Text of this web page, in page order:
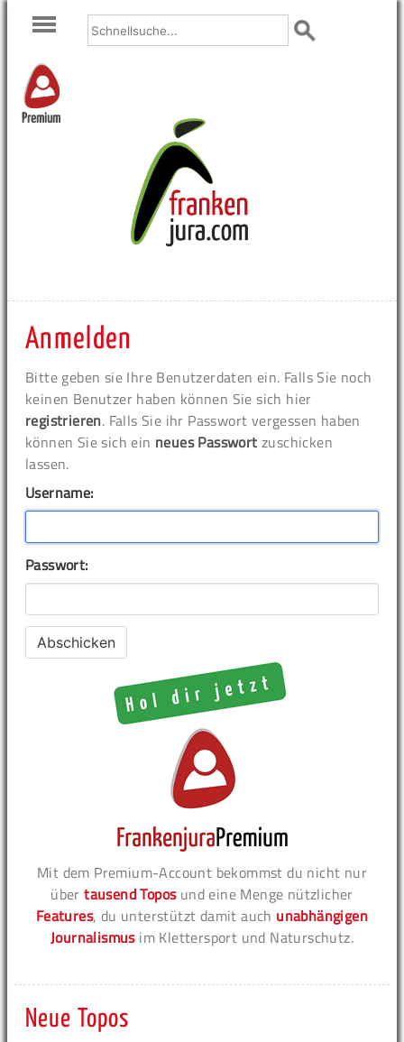
Premium
Anmelden
Bitte geben sie Ihre Benutzerdaten ein. Falls Sie noch
keinen Benutzer haben können Sie sich hier
registrieren. Falls Sie ihr Passwort vergessen haben
können Sie sich ein neues Passwort zuschicken
lassen.
Username:
Passwort:
Mit dem Premium-Account bekommst du nicht nur
übertausend Toposund eine Menge nützlicher
Features, du unterstützt damit auch unabhängigen
Journalismusim Klettersport und Naturschutz.
Neue Topos